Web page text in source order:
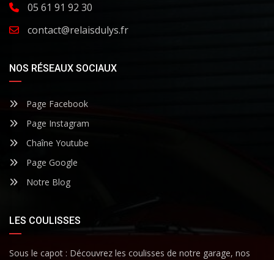
05 61 91 92 30
contact@relaisdulys.fr
NOS RÉSEAUX SOCIAUX
Page Facebook
Page Instagram
Chaîne Youtube
Page Google
Notre Blog
LES COULISSES
Sous le capot : Découvrez les coulisses de notre garage, nos